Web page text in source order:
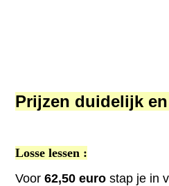
Prijzen duidelijk
Losse lessen :
Voor62,50 euro stap je in